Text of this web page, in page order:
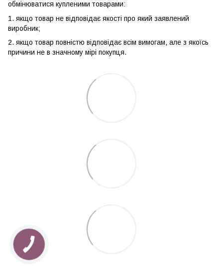
обмінюватися купленими товарами:
1. якщо товар не відповідає якості про який заявлений
виробник;
2. якщо товар повністю відповідає всім вимогам, але з якоїсь
причини не в значному мірі покупця.